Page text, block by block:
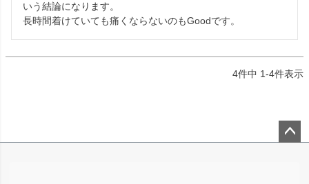
いう結論になります。
長時間着けていても痛くならないのもGoodです。
4件中 1-4件表示